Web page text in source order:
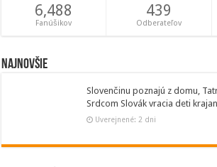
6,488
Fanúšikov
439
Odberateľov
Najnovšie
Slovenčinu poznajú z domu,
Srdcom Slovák vracia deti
Uverejnené: 2 dni